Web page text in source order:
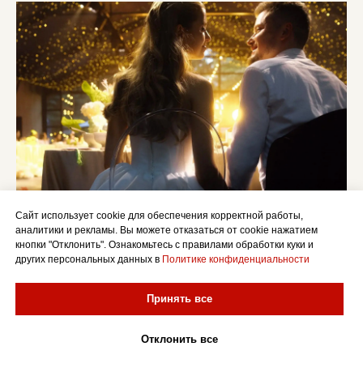
FAQ — ответы на
популярные вопросы
Сайт использует cookie для обеспечения корректной работы,
аналитики и рекламы. Вы можете отказаться от cookie нажатием
кнопки "Отклонить". Ознакомьтесь с правилами обработки куки и
других персональных данных в Политике конфиденциальности
Принять все
Отклонить все